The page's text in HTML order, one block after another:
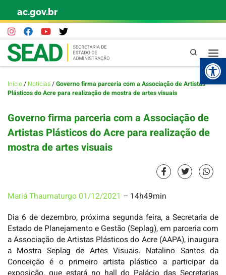
Skip to content
ac.gov.br
Pesquisa
Início/ Notícias/Governo firma parceria com a Associação de Artistas
Plásticos do Acre para realização de mostra de artes visuais
Governo firma parceria com a Associação de
Artistas Plásticos do Acre para realização de
mostra de artes visuais
Mariá Thaumaturgo01/12/2021 – 14h49min
Dia 6 de dezembro, próxima segunda feira, a Secretaria de
Estado de Planejamento e Gestão (Seplag), em parceria com
a Associação de Artistas Plásticos do Acre (AAPA), inaugura
a Mostra Seplag de Artes Visuais. Natalino Santos da
Conceição é o primeiro artista plástico a participar da